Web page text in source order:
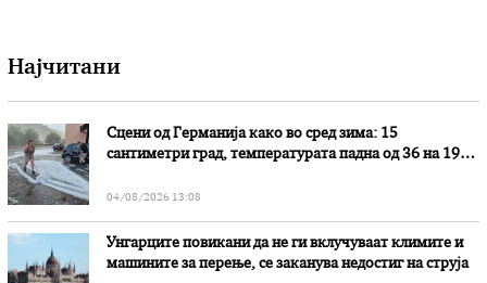
Најчитани
Сцени од Германија како во сред зима: 15
сантиметри град, температурата падна од 36 на 19
04/08/2026 13:08
Унгарците повикани да не ги вклучуваат климите и
машините за перење, се заканува недостиг на струја